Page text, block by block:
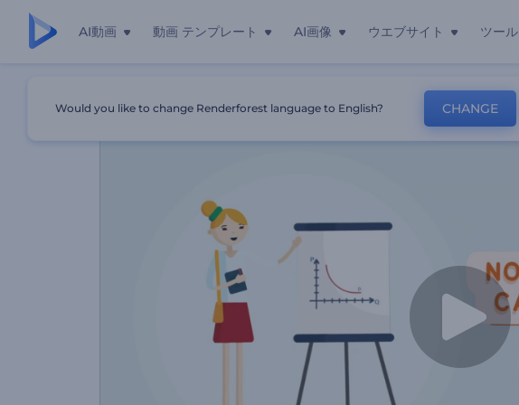
AI動画 動画 テンプレート AI画像 ウエブサイト ツール
学校のホームページのプロモーションビデオ
Would you like to change Renderforest language to English? CHANGE